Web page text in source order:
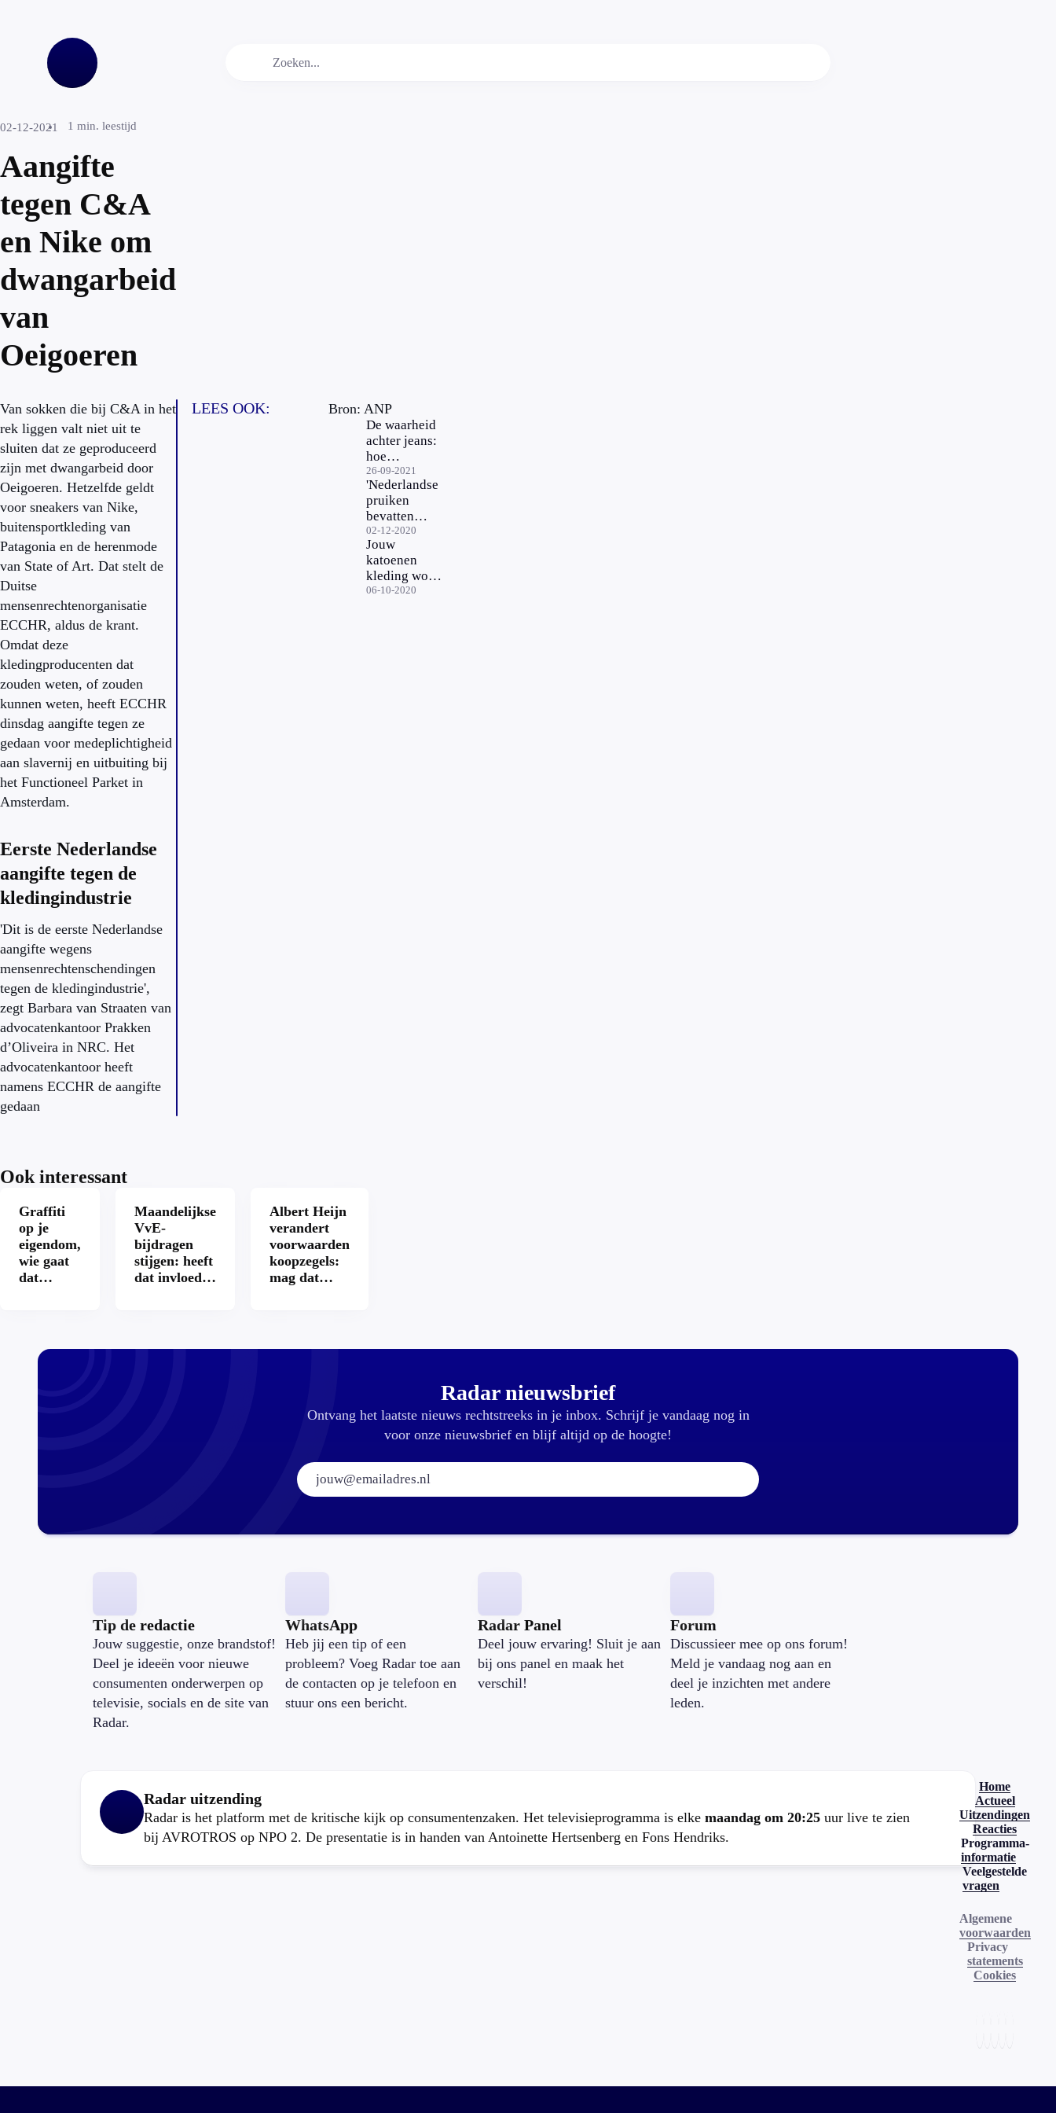
02-12-2021 1 min. leestijd
Aangifte
tegen C&A
en Nike om
dwangarbeid
van
Oeigoeren
Van sokken die bij C&A in het
rek liggen valt niet uit te
sluiten dat ze geproduceerd
zijn met dwangarbeid door
Oeigoeren. Hetzelfde geldt
voor sneakers van Nike,
buitensportkleding van
Patagonia en de herenmode
van State of Art. Dat stelt de
Duitse
mensenrechtenorganisatie
ECCHR, aldus de krant.
Omdat deze
kledingproducenten dat
zouden weten, of zouden
kunnen weten, heeft ECCHR
dinsdag aangifte tegen ze
gedaan voor medeplichtigheid
aan slavernij en uitbuiting bij
het Functioneel Parket in
Amsterdam.
Eerste Nederlandse
aangifte tegen de
kledingindustrie
'Dit is de eerste Nederlandse
aangifte wegens
mensenrechtenschendingen
tegen de kledingindustrie',
zegt Barbara van Straaten van
advocatenkantoor Prakken
d’Oliveira in NRC. Het
advocatenkantoor heeft
namens ECCHR de aangifte
gedaan
LEES OOK:
De waarheid
achter jeans:
hoe
verantwoord
is jouw
favoriete
broek?
26-09-2021
'Nederlandse
pruiken
bevatten
mogelijk
haar van
Oeigoeren
uit
strafkampen'
02-12-2020
Jouw
katoenen
kleding wordt
gemaakt voor
06-10-2020
Bron: ANP
Ook interessant
Graffiti
op je
eigendom,
wie gaat
dat
Maandelijkse
VvE-
bijdragen
stijgen: heeft
dat invloed
Albert Heijn
verandert
voorwaarden
koopzegels:
mag dat
Radar nieuwsbrief
Ontvang het laatste nieuws rechtstreeks in je inbox. Schrijf je vandaag nog in
voor onze nieuwsbrief en blijf altijd op de hoogte!
E-mailadres:
Tip de redactie
Jouw suggestie, onze brandstof!
Deel je ideeën voor nieuwe
consumenten onderwerpen op
televisie, socials en de site van
Radar.
WhatsApp
Heb jij een tip of een
probleem? Voeg Radar toe aan
de contacten op je telefoon en
stuur ons een bericht.
Radar Panel
Deel jouw ervaring! Sluit je aan
bij ons panel en maak het
verschil!
Forum
Discussieer mee op ons forum!
Meld je vandaag nog aan en
deel je inzichten met andere
leden.
Radar uitzending
Radar is het platform met de kritische kijk op consumentenzaken. Het televisieprogramma is elke maandag om 20:25 uur live te zien
bij AVROTROS op NPO 2. De presentatie is in handen van Antoinette Hertsenberg en Fons Hendriks.
Home
Actueel
Uitzendingen
Reacties
Programma-
informatie
Veelgestelde
vragen
Algemene
voorwaarden
Privacy
statements
Cookies